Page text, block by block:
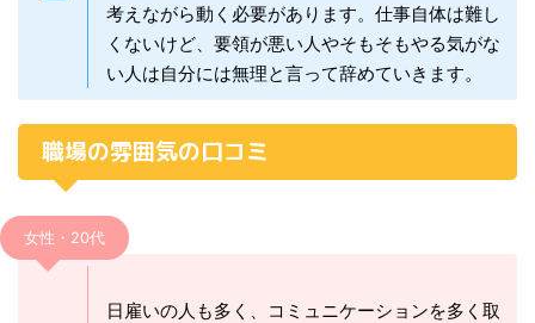
考えながら動く必要があります。仕事自体は難し
くないけど、要領が悪い人やそもそもやる気がな
い人は自分には無理と言って辞めていきます。
職場の雰囲気の口コミ
女性・20代
日雇いの人も多く、コミュニケーションを多く取